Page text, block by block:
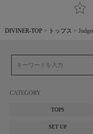
DIVINER-TOP トップス
CATEGORY
TOPS
SET UP